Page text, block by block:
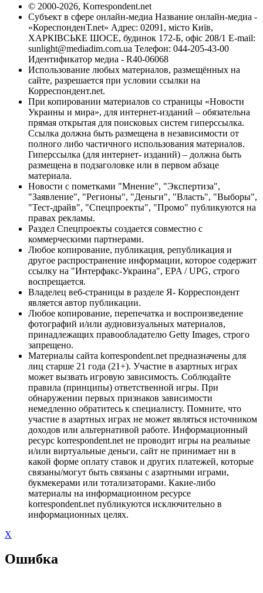
© 2000-2026, Korrespondent.net
Субъект в сфере онлайн-медиа Название онлайн-медиа -
«КореспонденТ.net» Адрес: 02091, місто Київ,
ХАРКІВСЬКЕ ШОСЕ, будинок 172-Б, офіс 208/1 E-mail:
sunlight@mediadim.com.ua Телефон: 044-205-43-00
Идентификатор медиа - R40-06068
Использование любых материалов, размещённых на
сайте, разрешается при условии ссылки на
Корреспондент.net.
При копировании материалов со страницы «Новости
Украины и мира», для интернет-изданий – обязательна
прямая открытая для поисковых систем гиперссылка.
Ссылка должна быть размещена в независимости от
полного либо частичного использования материалов.
Гиперссылка (для интернет- изданий) – должна быть
размещена в подзаголовке или в первом абзаце
материала.
Новости с пометками "Мнение", "Экспертиза",
"Заявление", "Регионы", "Деньги", "Власть", "Выборы",
"Тест-драйв", "Спецпроекты", "Промо" публикуются на
правах рекламы.
Раздел Спецпроекты создается совместно с
коммерческими партнерами.
Любое копирование, публикация, републикация и
другое распространение информации, которое содержит
ссылку на "Интерфакс-Украина", EPA / UPG, строго
воспрещается.
Владелец веб-страницы в разделе Я- Корреспондент
является автор публикации.
Любое копирование, перепечатка и воспроизведение
фотографий и/или аудиовизуальных материалов,
принадлежащих правообладателю Getty Images, строго
запрещено.
Материалы сайта korrespondent.net предназначены для
лиц старше 21 года (21+). Участие в азартных играх
может вызвать игровую зависимость. Соблюдайте
правила (принципы) ответственной игры. При
обнаружении первых признаков зависимости
немедленно обратитесь к специалисту. Помните, что
участие в азартных играх не может являться источником
доходов или альтернативой работе. Информационный
ресурс korrespondent.net не проводит игры на реальные
и/или виртуальные деньги, сайт не принимает ни в
какой форме оплату ставок и других платежей, которые
связаны/могут быть связаны с азартными играми,
букмекерами или тотализаторами. Какие-либо
материалы на информационном ресурсе
korrespondent.net публикуются исключительно в
информационных целях.
X
Ошибка